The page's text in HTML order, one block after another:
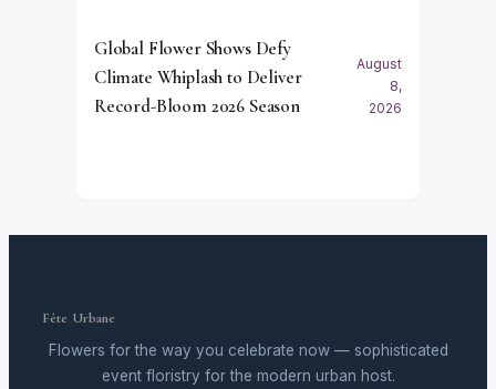
Global Flower Shows Defy
Climate Whiplash to Deliver
Record-Bloom 2026 Season
August
8,
2026
Fête Urbane
Flowers for the way you celebrate now — sophisticated
event floristry for the modern urban host.